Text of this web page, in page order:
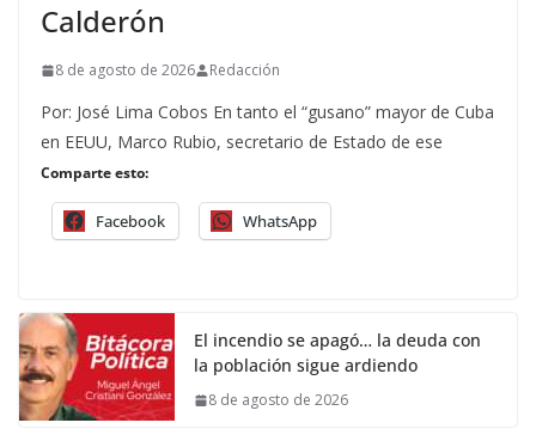
Calderón
8 de agosto de 2026 Redacción
Por: José Lima Cobos En tanto el “gusano” mayor de Cuba
en EEUU, Marco Rubio, secretario de Estado de ese
Comparte esto:
Facebook WhatsApp
El incendio se apagó… la deuda con
la población sigue ardiendo
8 de agosto de 2026